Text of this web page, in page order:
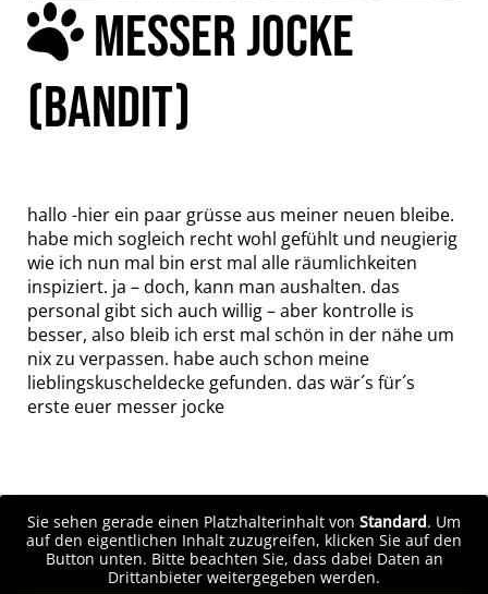
MESSER JOCKE
(BANDIT)
hallo -hier ein paar grüsse aus meiner neuen bleibe.
habe mich sogleich recht wohl gefühlt und neugierig
wie ich nun mal bin erst mal alle räumlichkeiten
inspiziert. ja – doch, kann man aushalten. das
personal gibt sich auch willig – aber kontrolle is
besser, also bleib ich erst mal schön in der nähe um
nix zu verpassen. habe auch schon meine
lieblingskuscheldecke gefunden. das wär´s für´s
erste euer messer jocke
Sie sehen gerade einen Platzhalterinhalt von Standard. Um
auf den eigentlichen Inhalt zuzugreifen, klicken Sie auf den
Button unten. Bitte beachten Sie, dass dabei Daten an
Drittanbieter weitergegeben werden.